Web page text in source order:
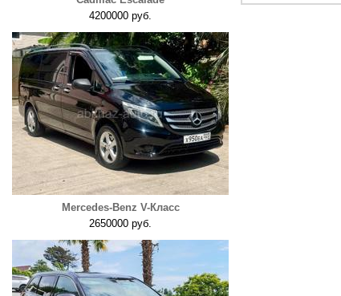
4200000 руб.
Mercedes-Benz V-Класс
2650000 руб.